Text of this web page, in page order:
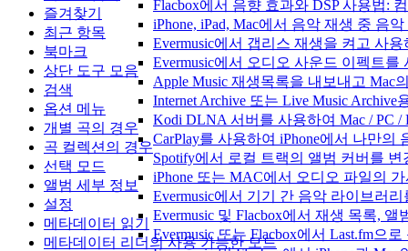
Flacbox에서 음향 효과와 DSP 사용법:
iPhone, iPad, Mac에서 음악 재생 중 음
Evermusic에서 갭리스 재생을 켜고 사
Evermusic에서 오디오 사운드 이펙트
Apple Music 재생목록을 내보내고 Mac
Internet Archive 또는 Live Music
Kodi DLNA 서버를 사용하여 Mac / PC
CarPlay를 사용하여 iPhone에서 나만의
Spotify에서 로컬 트랙의 앨범 커버를
iPhone 또는 MAC에서 오디오 파일의
Evermusic에서 기기 간 음악 라이브러
Evermusic 및 Flacbox에서 재생 목록,
Evermusic 또는 Flacbox에서 Last.fm으
즐겨찾기
최근 항목
북마크
상단 도구 모음
검색
옵션 메뉴
개별 곡의 경우
곡 컬렉션의 경우
선택 모드
앨범 세부 정보
설정
메타데이터 읽기
메타데이터 리더의 사용 가능한 모드